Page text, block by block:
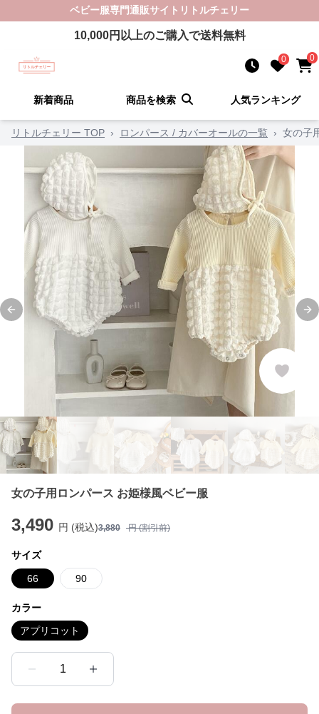
ベビー服専門通販サイト リトルチェリー
10,000円以上のご購入で送料無料
0 0
新着商品 商品を検索 人気ランキング
リトルチェリー TOP › ロンパース / カバーオールの一覧 › 女の子
Previous slide
女の子用ロンパース お姫様風ベビー服
3,490 円 (税込)3,880 円 (割引前)
サイズ
66 90
カラー
アプリコット
1